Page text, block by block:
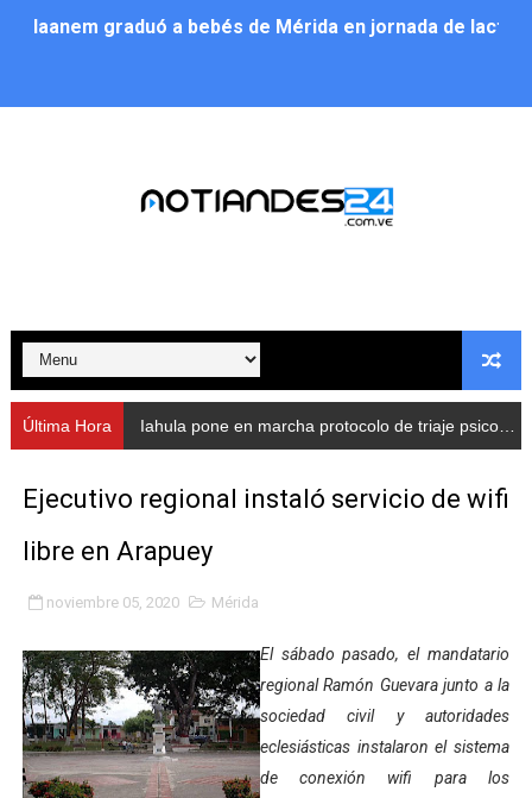
Iaanem graduó a bebés de Mérida en jornada de
Alcalde Nelson Álvarez llevó jornada recreativa a la
Nevado Gas optimiza servicio residencial en la
Balance semestral impulsa inclusión y atención a
Plan Vacacional Comunitario “Ríe 2026” recorre las
Alcaldía del Municipio Libertador realizó una jornada
Fundacite Mérida dicta taller gratuito de electrónica
INN-Mérida celebró el Lacto grado para promover el
Impulsan plan estratégico de seguridad ciudadana
Mérida impulsa desarrollo económico con taller de
Fomficc consolida alianzas e impulsa la economía
Última Hora Iahula pone en marcha protocolo de triaje psicosocial para atender a rescatistas
Ejecutivo regional instaló servicio de wifi
libre en Arapuey
noviembre 05, 2020 Mérida
El sábado pasado, el mandatario
regional Ramón Guevara junto a la
sociedad civil y autoridades
eclesiásticas instalaron el sistema
de conexión wifi para los